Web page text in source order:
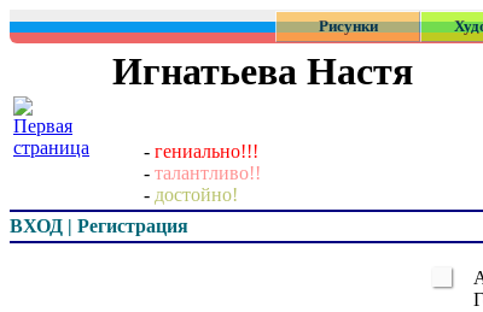
Рисунки
Игнатьева Настя
- гениально!!!
- талантливо!!
- достойно!
ВХОД | Регистрация